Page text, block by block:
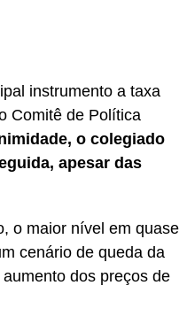
instrumento a taxa
Comitê de Política
o colegiado
apesar das
o maior nível em quase
cenário de queda da
dos preços de